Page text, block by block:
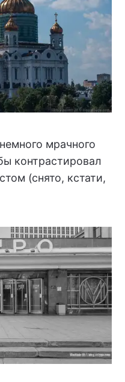
мрачного
контрастировал
(снято, кстати,